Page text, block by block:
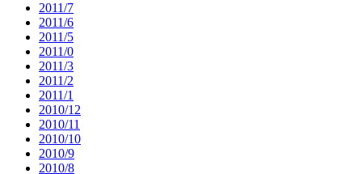
2011/7
2011/6
2011/5
2011/0
2011/3
2011/2
2011/1
2010/12
2010/11
2010/10
2010/9
2010/8